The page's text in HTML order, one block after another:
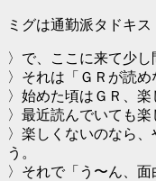
ミグは通勤派タドキ
〉で、ここに来て少し
〉それは「ＧＲが読め
〉始めた頃はＧＲ、楽
〉最近読んでいても楽
〉楽しくないのなら
う。
〉それで「う〜ん、面